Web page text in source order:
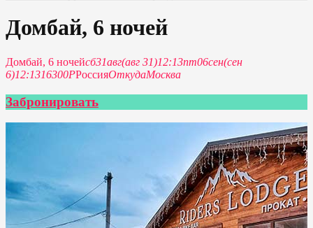
Домбай, 6 ночей
Домбай, 6 ночейсб31авг(авг 31)12:13пт06сен(сен
6)12:1316300РРоссияОткудаМосква
Забронировать